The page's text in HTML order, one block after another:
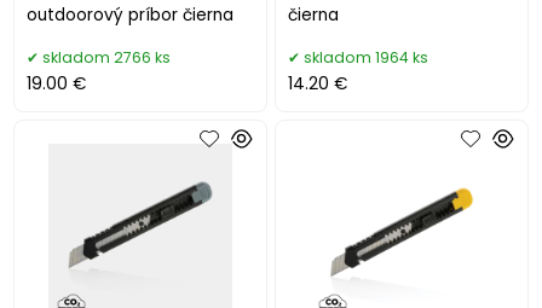
outdoorový príbor čierna
skladom 2766 ks
19.00 €
čierna
skladom 1964 ks
14.20 €